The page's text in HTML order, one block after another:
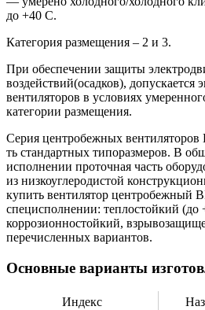
до +40 С.
Категория размещения – 2 и 3.
При обеспечении защиты
воздействий(осадков), допускается
вентиляторов в условиях
категории размещения.
Серия центробежных
ть стандартных типоразмеров. В
исполнении проточная часть
из низкоуглеродистой
купить вентилятор центробежный
специсполнении: теплостойкий (до
коррозионностойкий,
перечисленных вариантов.
Основные варианты
Индекс